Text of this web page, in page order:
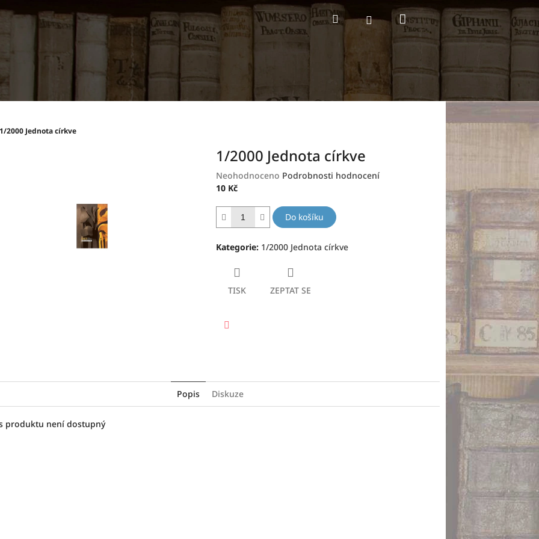
HledatPřihlášeníNákupní
košík
2000 Jednota církve
1/2000 Jednota církve
Průměrné
hodnocení
0,0
5
Neohodnoceno Podrobnosti hodnocení
10 Kč
cena:
Do košíku
Kategorie: 1/2000 Jednota církve
TISK ZEPTAT SE
Popis Diskuze
produktu není dostupný